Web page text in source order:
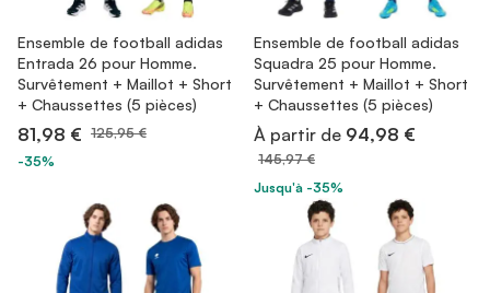
Ensemble de football adidas
Entrada 26 pour Homme.
Survêtement + Maillot + Short
+ Chaussettes (5 pièces)
81,98 € 125,95 €
-35%
Ensemble de football adidas
Squadra 25 pour Homme.
Survêtement + Maillot + Short
+ Chaussettes (5 pièces)
À partir de 94,98 €
145,97 €
Jusqu'à -35%